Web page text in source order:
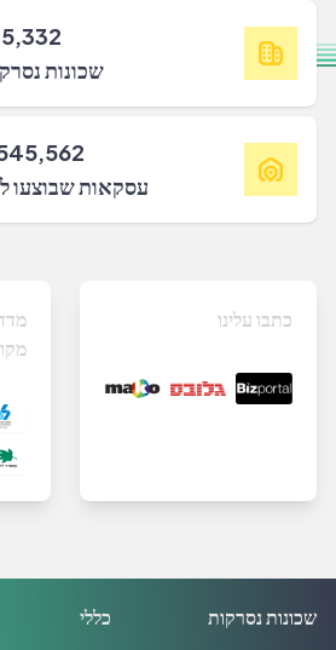
5,332
שכונות
עסקאות שבוצעו
כתבו עלינו
כללי שכונות נסרקות